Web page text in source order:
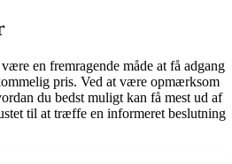
en fremragende måde at få adgang
pris. Ved at være opmærksom
du bedst muligt kan få mest ud af
til at træffe en informeret beslutning